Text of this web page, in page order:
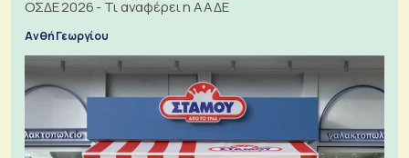
ΟΣΔΕ 2026 - Τι αναφέρει η ΑΑΔΕ
Ανθή Γεωργίου